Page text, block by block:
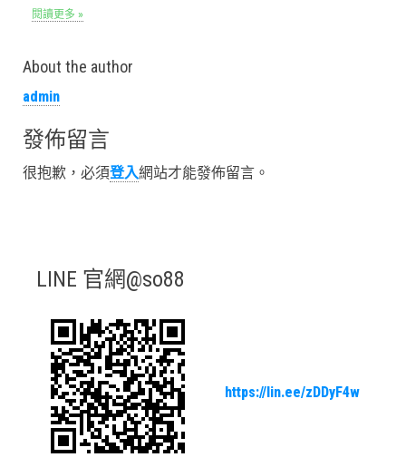
閱讀更多 »
About the author
admin
發佈留言
很抱歉，必須登入網站才能發佈留言。
LINE 官網@so88
https://lin.ee/zDDyF4w